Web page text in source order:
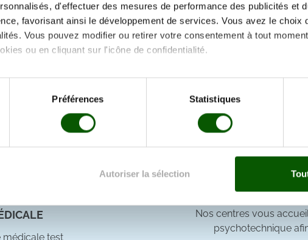
d'effectuer des mesures de performance des publicités et
favorisant ainsi le développement de services. Vous avez le choix
Vous pouvez modifier ou retirer votre consentement à tout
ou en cliquant sur l'icône de confidentialité.
également :
sur votre localisation géographique qui peuvent être précises à
ou retirer votre consentement à tout moment à partir de la
de publicité et d'analyse, qui peuvent combiner celles-ci avec
qu'ils ont collectées lors de votre utilisation de leurs services.
Préférences Statistiques
Autoriser la sélection
médicale test
Nos centres vous
psychotechnique